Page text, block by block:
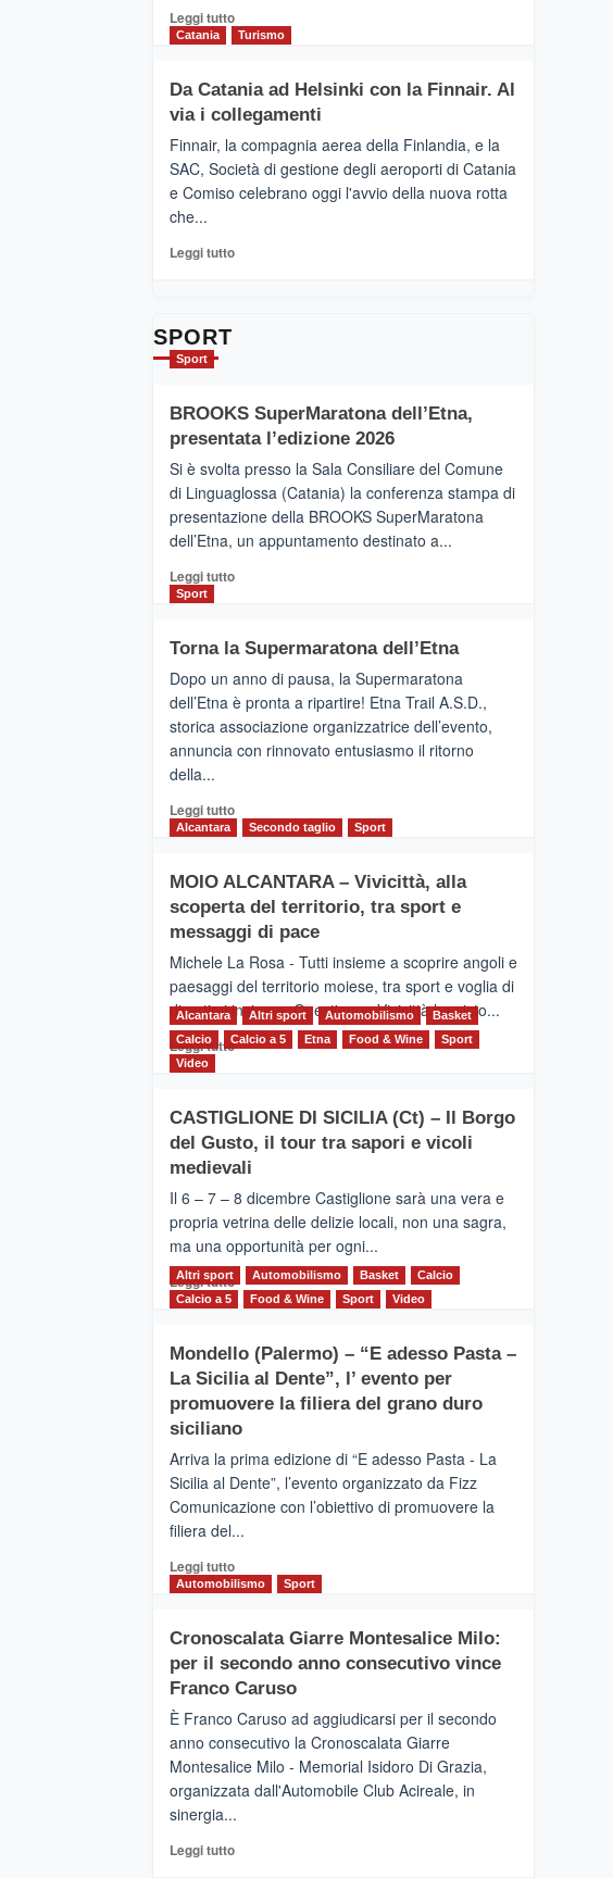
2026”.
Le
dell’enoturismo
sull’Etna
Leggi tuttoLeggi
di
RANDAZZO
–
siamo
quasi….
pronti
dell’Etna
Catania Turismo
Da Catania ad Helsinki con la Finnair. Al
via i collegamenti
Finnair, la compagnia aerea della Finlandia, e la
SAC, Società di gestione degli aeroporti di Catania
e Comiso celebrano oggi l'avvio della nuova rotta
che...
Leggi tuttoLeggi
con
la
Al
via
i
collegamenti
SPORT
Sport
BROOKS SuperMaratona dell’Etna,
presentata l’edizione 2026
Si è svolta presso la Sala Consiliare del Comune
di Linguaglossa (Catania) la conferenza stampa di
presentazione della BROOKS SuperMaratona
dell’Etna, un appuntamento destinato a...
Leggi tuttoLeggi
BROOKS
SuperMaratona
dell’Etna,
presentata
l’edizione
2026
Sport
Torna la Supermaratona dell’Etna
Dopo un anno di pausa, la Supermaratona
dell’Etna è pronta a ripartire! Etna Trail A.S.D.,
storica associazione organizzatrice dell’evento,
annuncia con rinnovato entusiasmo il ritorno
della...
Leggi tuttoLeggi
Torna
la
Supermaratona
Alcantara Secondo taglio Sport
MOIO ALCANTARA – Vivicittà, alla
scoperta del territorio, tra sport e
messaggi di pace
Michele La Rosa - Tutti insieme a scoprire angoli e
paesaggi del territorio moiese, tra sport e voglia di
divertirsi insieme. Quest'anno Vivicittà ha visto...
Leggi tuttoLeggi
MOIO
ALCANTARA
–
alla
scoperta
del
territorio,
tra
sport
messaggi
di
Alcantara Altri sport Automobilismo
Basket
Calcio
Calcio a 5 Etna Food & Wine
Sport
Video
CASTIGLIONE DI SICILIA (Ct) – Il Borgo
del Gusto, il tour tra sapori e vicoli
medievali
Il 6 – 7 – 8 dicembre Castiglione sarà una vera e
propria vetrina delle delizie locali, non una sagra,
ma una opportunità per ogni...
Leggi tuttoLeggi
CASTIGLIONE
DI
SICILIA
(Ct)
Il
Borgo
del
tour
tra
vicoli
medievali
Altri sport Automobilismo Basket
Calcio
Calcio a 5
Food & Wine Sport Video
Mondello (Palermo) – “E adesso Pasta –
La Sicilia al Dente”, l’ evento per
promuovere la filiera del grano duro
siciliano
Arriva la prima edizione di “E adesso Pasta - La
Sicilia al Dente”, l’evento organizzato da Fizz
Comunicazione con l’obiettivo di promuovere la
filiera del...
Leggi tuttoLeggi
di
Mondello
(Palermo)
–
adesso
Pasta
–
La
Dente”,
Automobilismo Sport
Cronoscalata Giarre Montesalice Milo:
per il secondo anno consecutivo vince
Franco Caruso
È Franco Caruso ad aggiudicarsi per il secondo
anno consecutivo la Cronoscalata Giarre
Montesalice Milo - Memorial Isidoro Di Grazia,
organizzata dall'Automobile Club Acireale, in
sinergia...
Leggi tuttoLeggi